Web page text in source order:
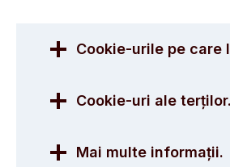
Cookie-urile pe care
Cookie-uri ale terților.
Mai multe informații.